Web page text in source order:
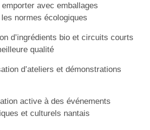
emporter avec emballages
normes écologiques
d’ingrédients bio et circuits courts
qualité
d’ateliers et démonstrations
active à des événements
et culturels nantais